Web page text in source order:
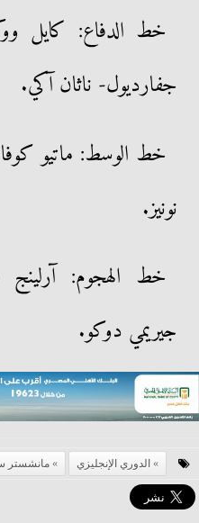
خط الدفاع: كايل
جفارديول- ناثان آكي.
خط الوسط: ماتيو
نونيز.
خط الهجوم: آرلينج
جيريمي دوكو.
الدوري الإنجليزي مانشستر